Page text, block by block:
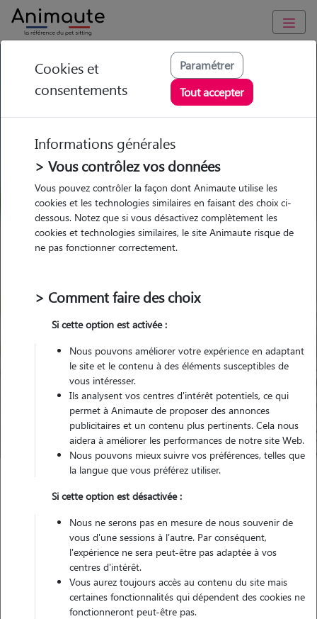
GARDE ANIMAUX à Poissons : Garde chien et chat en famille
ou à domicile, visites et promenades
Trouvez une garde animaux à
Poissons
Parmi nos 1 pet-sitters à Poissons
Garde
chez le Pet Sitter
Garde
chez le Pet Sitter
Pour quel animal ?
Trouver mon Pet Sitter
Poissons
Nos promeneurs et familles d'accueil
à Poissons (52230)
Cookies et
consentements
Paramétrer
Tout accepter
Informations générales
> Vous contrôlez vos données
Vous pouvez contrôler la façon dont Animaute utilise les
cookies et les technologies similaires en faisant des choix ci-
dessous. Notez que si vous désactivez complètement les
cookies et technologies similaires, le site Animaute risque de
ne pas fonctionner correctement.
> Comment faire des choix
Si cette option est activée :
Nous pouvons améliorer votre expérience en adaptant
le site et le contenu à des éléments susceptibles de
vous intéresser.
Ils analysent vos centres d'intérêt potentiels, ce qui
permet à Animaute de proposer des annonces
publicitaires et un contenu plus pertinents. Cela nous
aidera à améliorer les performances de notre site Web.
Nous pouvons mieux suivre vos préférences, telles que
la langue que vous préférez utiliser.
Si cette option est désactivée :
Nous ne serons pas en mesure de nous souvenir de
vous d'une sessions à l'autre. Par conséquent,
l'expérience ne sera peut-être pas adaptée à vos
centres d'intérêt.
Vous aurez toujours accès au contenu du site mais
certaines fonctionnalités qui dépendent des cookies ne
fonctionneront peut-être pas.